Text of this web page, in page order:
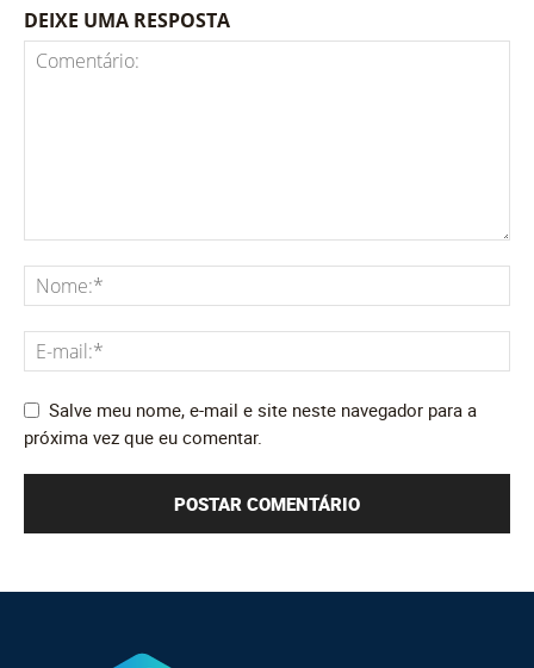
DEIXE UMA RESPOSTA
Salve meu nome, e-mail e site neste navegador para a
próxima vez que eu comentar.